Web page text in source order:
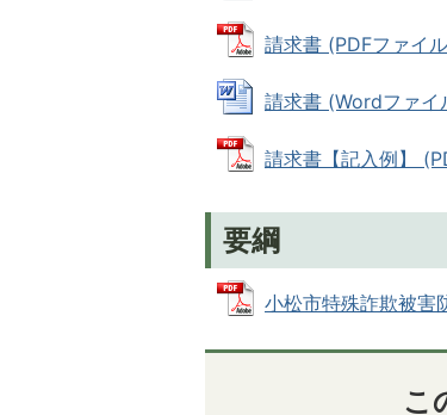
請求書 (PDFファイ
請求書 (Wordファイ
請求書【記入例】
要綱
小松市特殊詐欺被害
こ